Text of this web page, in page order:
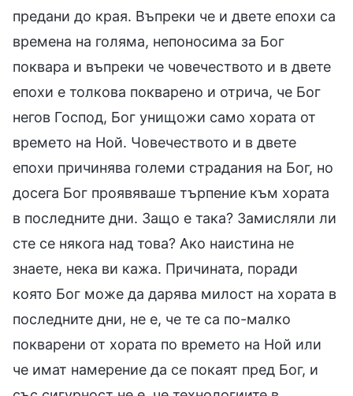
предани до края. Въпреки че и двете епохи са
времена на голяма, непоносима за Бог
поквара и въпреки че човечеството и в двете
епохи е толкова покварено и отрича, че Бог
негов Господ, Бог унищожи само хората от
времето на Ной. Човечеството и в двете
епохи причинява големи страдания на Бог, но
досега Бог проявяваше търпение към хората
в последните дни. Защо е така? Замисляли ли
сте се някога над това? Ако наистина не
знаете, нека ви кажа. Причината, поради
която Бог може да дарява милост на хората в
последните дни, не е, че те са по-малко
покварени от хората по времето на Ной или
че имат намерение да се покаят пред Бог, и